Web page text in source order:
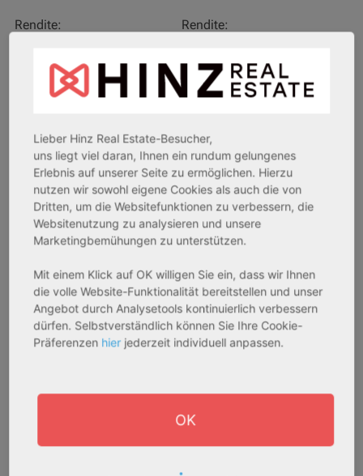
Rendite:
Assetklasse:
Pflegeapartment
Gesamtfläche:
41,59 m² - 62,15 m²
Gesamtpreis:
233.556,67 € - 349.016,67 €
Rendite:
Assetklasse:
Pflegeapartment
Gesamtfläche:
50,95 m² - 56,21 m²
Gesamtpreis:
324.754,29 € - 358.289,14 €
32469 Petershagen
Lieber Hinz Real Estate-Besucher,
uns liegt viel daran, Ihnen ein rundum gelungenes
Erlebnis auf unserer Seite zu ermöglichen. Hierzu
nutzen wir sowohl eigene Cookies als auch die von
Dritten, um die Websitefunktionen zu verbessern, die
Websitenutzung zu analysieren und unsere
Marketingbemühungen zu unterstützen.
Mit einem Klick auf OK willigen Sie ein, dass wir Ihnen
die volle Website-Funktionalität bereitstellen und unser
Angebot durch Analysetools kontinuierlich verbessern
dürfen. Selbstverständlich können Sie Ihre Cookie-
Präferenzen hier jederzeit individuell anpassen.
OK